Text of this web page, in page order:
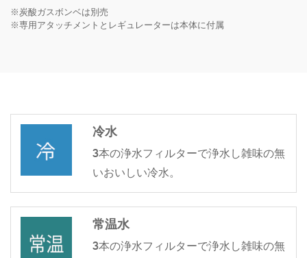
※炭酸ガスボンベは別売
※専用アタッチメントとレギュレーターは本体に付属
冷水
3本の浄水フィルターで浄水し雑味の無
いおいしい冷水。
常温水
3本の浄水フィルターで浄水し雑味の無